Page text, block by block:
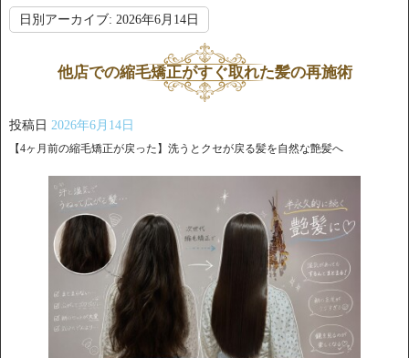
日別アーカイブ: 2026年6月14日
他店での縮毛矯正がすぐ取れた髪の再施術
投稿日 2026年6月14日
【4ヶ月前の縮毛矯正が戻った】洗うとクセが戻る髪を自然な艶髪へ